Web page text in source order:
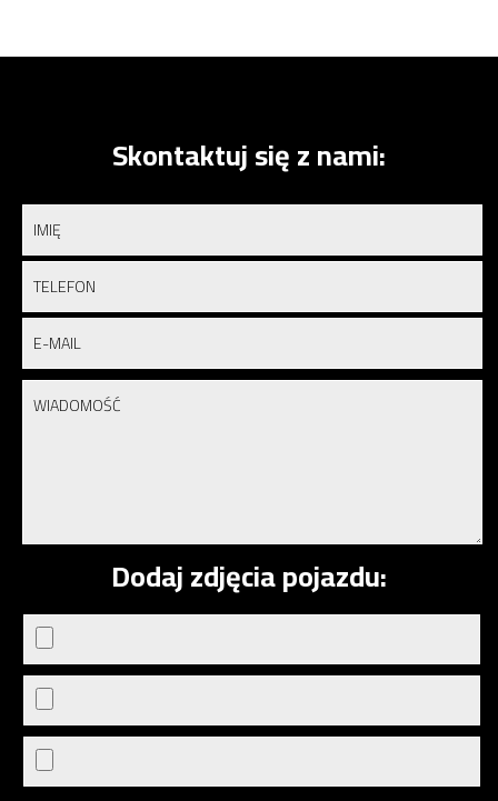
Skontaktuj się z nami:
Dodaj zdjęcia pojazdu: